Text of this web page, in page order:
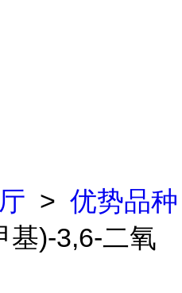
> 优势品种
基)-3,6-二氧